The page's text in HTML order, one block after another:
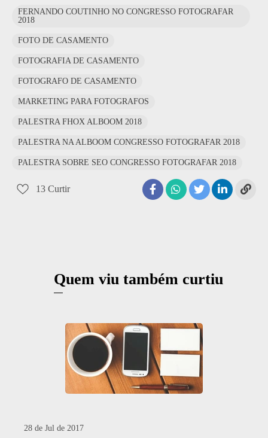
FERNANDO COUTINHO NO CONGRESSO FOTOGRAFAR
2018
FOTO DE CASAMENTO
FOTOGRAFIA DE CASAMENTO
FOTOGRAFO DE CASAMENTO
MARKETING PARA FOTOGRAFOS
PALESTRA FHOX ALBOOM 2018
PALESTRA NA ALBOOM CONGRESSO FOTOGRAFAR 2018
PALESTRA SOBRE SEO CONGRESSO FOTOGRAFAR 2018
13 Curtir
Quem viu também curtiu
28 de Jul de 2017